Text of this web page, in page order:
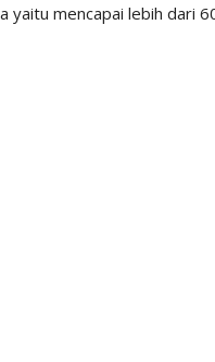
yaitu mencapai lebih dari